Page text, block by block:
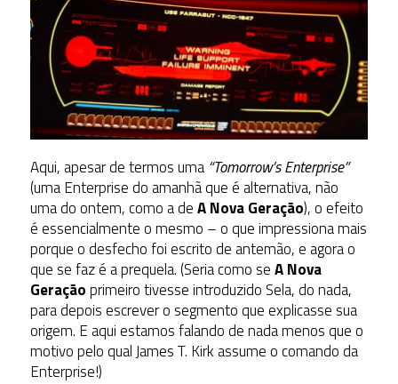
Aqui, apesar de termos uma “Tomorrow’s Enterprise”
(uma Enterprise do amanhã que é alternativa, não
uma do ontem, como a deA Nova Geração), o efeito
é essencialmente o mesmo – o que impressiona mais
porque o desfecho foi escrito de antemão, e agora o
que se faz é a prequela. (Seria como seA Nova
Geraçãoprimeiro tivesse introduzido Sela, do nada,
para depois escrever o segmento que explicasse sua
origem. E aqui estamos falando de nada menos que o
motivo pelo qual James T. Kirk assume o comando da
Enterprise!)